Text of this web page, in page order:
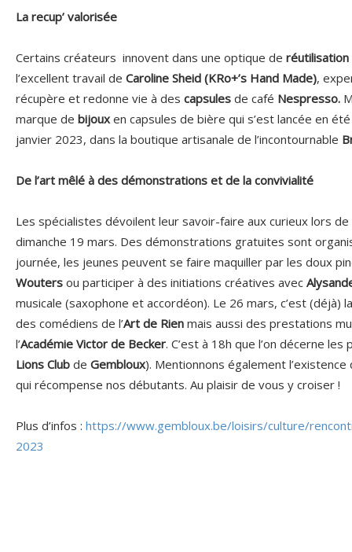
La recup’ valorisée
Certains créateurs innovent dans une optique de réutilisation
l’excellent travail de Caroline Sheid (KRo+’s Hand Made),
récupère et redonne vie à des capsules de café Nespresso.
marque de bijoux en capsules de bière qui s’est lancée en
janvier 2023, dans la boutique artisanale de l’incontournable
De l’art mêlé à des démonstrations et de la convivialité
Les spécialistes dévoilent leur savoir-faire aux curieux lors
dimanche 19 mars. Des démonstrations gratuites sont
journée, les jeunes peuvent se faire maquiller par les doux
Wouters ou participer à des initiations créatives avec
musicale (saxophone et accordéon). Le 26 mars, c’est (déjà)
des comédiens de l’Art de Rien mais aussi des prestations
l’Académie Victor de Becker. C’est à 18h que l’on décerne
Lions Club de Gembloux). Mentionnons également l’existence
qui récompense nos débutants. Au plaisir de vous y croiser !
Plus d’infos : https://www.gembloux.be/loisirs/culture/
2023